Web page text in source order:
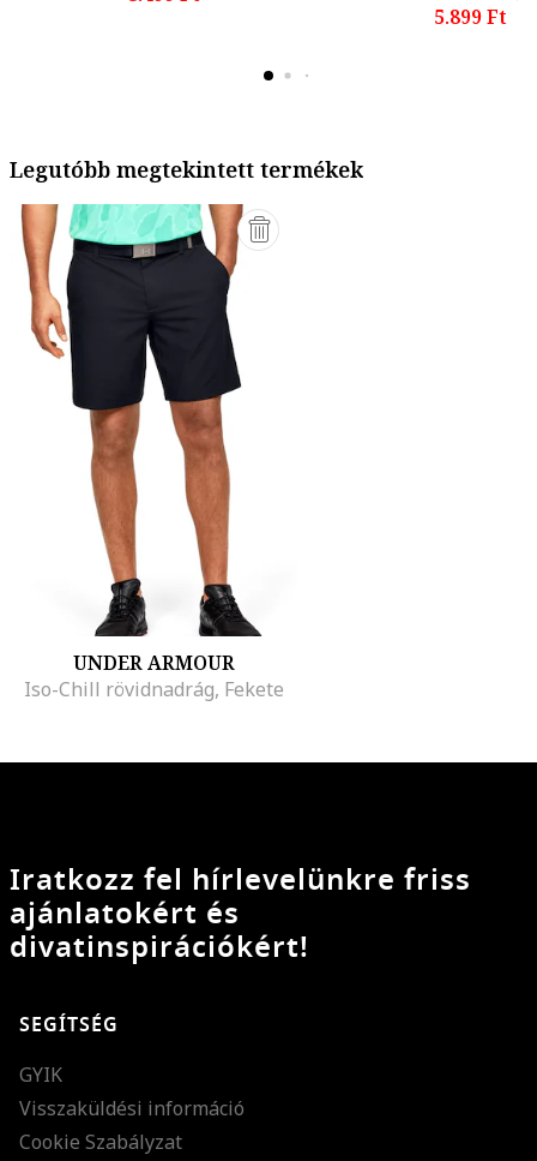
5.899 Ft
Legutóbb megtekintett termékek
UNDER ARMOUR
Iso-Chill rövidnadrág, Fekete
Iratkozz fel hírlevelünkre friss
ajánlatokért és
divatinspirációkért!
SEGÍTSÉG
GYIK
Visszaküldési információ
Cookie Szabályzat